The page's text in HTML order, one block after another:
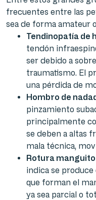
frecuentes entre las
sea de forma amateur
Tendinopatía de
tendón
ser debido a
traumatismo. El
una pérdida de
Hombro de
pinzamiento
principalmente
se deben a altas
mala técnica,
Rotura
indica se produce
que forman el
ya sea parcial o